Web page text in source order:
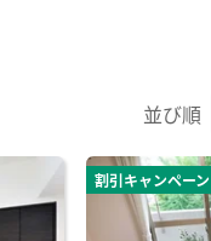
並び順
割引キャンペーン